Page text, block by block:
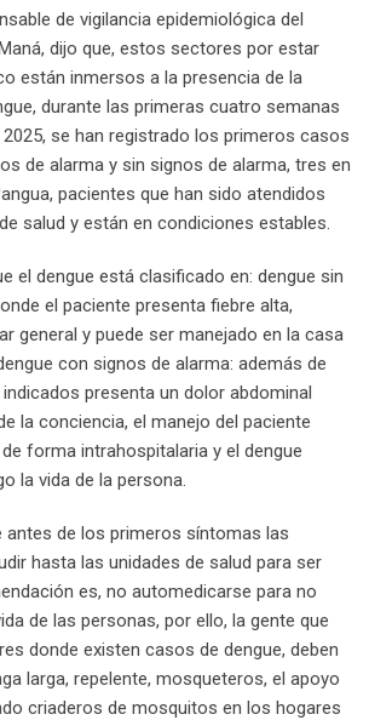
de vigilancia epidemiológica del
dijo que, estos sectores por estar
están inmersos a la presencia de la
durante las primeras cuatro semanas
se han registrado los primeros casos
de alarma y sin signos de alarma, tres en
pacientes que han sido atendidos
salud y están en condiciones estables.
el dengue está clasificado en: dengue sin
el paciente presenta fiebre alta,
general y puede ser manejado en la casa
con signos de alarma: además de
presenta un dolor abdominal
la conciencia, el manejo del paciente
forma intrahospitalaria y el dengue
la vida de la persona.
antes de los primeros síntomas las
hasta las unidades de salud para ser
es, no automedicarse para no
de las personas, por ello, la gente que
donde existen casos de dengue, deben
larga, repelente, mosqueteros, el apoyo
criaderos de mosquitos en los hogares